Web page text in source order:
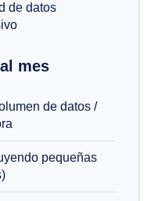
de datos
mes
de datos /
pequeñas